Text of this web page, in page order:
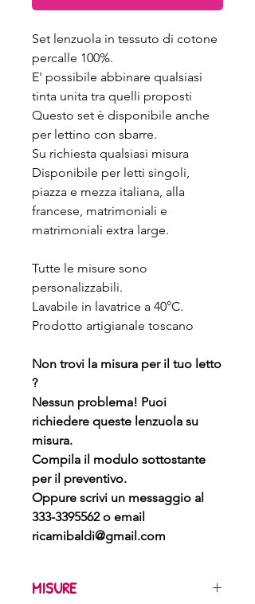
Set lenzuola in tessuto di cotone
percalle 100%.
E' possibile abbinare qualsiasi
tinta unita tra quelli proposti
Questo set è disponibile anche
per lettino con sbarre.
Su richiesta qualsiasi misura
Disponibile per letti singoli,
piazza e mezza italiana, alla
francese, matrimoniali e
matrimoniali extra large.
Tutte le misure sono
personalizzabili.
Lavabile in lavatrice a 40°C.
Prodotto artigianale toscano
Non trovi la misura per il tuo letto
?
Nessun problema! Puoi
richiedere queste lenzuola su
misura.
Compila il modulo sottostante
per il preventivo.
Oppure scrivi un messaggio al
333-3395562 o email
ricamibaldi@gmail.com
MISURE